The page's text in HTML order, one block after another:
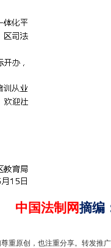
中国法制网摘编
重原创，也注重分享。转发推